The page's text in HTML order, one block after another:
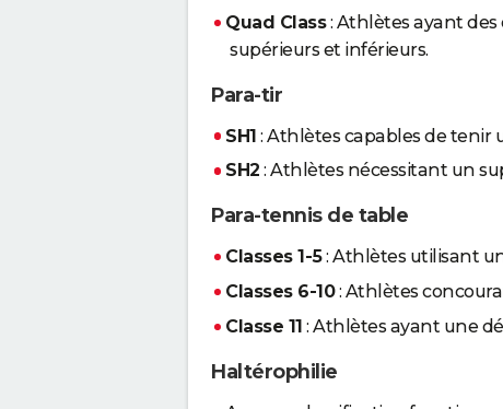
Quad Class: Athlètes ayant
supérieurs et inférieurs.
Para-tir
SH1 : Athlètes capables de tenir
SH2 : Athlètes nécessitant un
Para-tennis de table
Classes 1-5: Athlètes utilisant
Classes 6-10: Athlètes
Classe 11 : Athlètes ayant une
Haltérophilie